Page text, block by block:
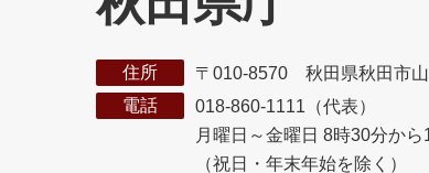
住所
〒010-8570 秋田県秋田市
電話
018-860-1111（代表）
月曜日～金曜日 8時30分か
（祝日・年末年始を除く）